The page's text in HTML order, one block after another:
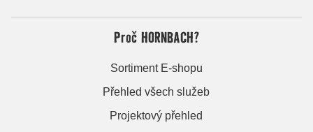
Proč HORNBACH?
Sortiment E-shopu
Přehled všech služeb
Projektový přehled